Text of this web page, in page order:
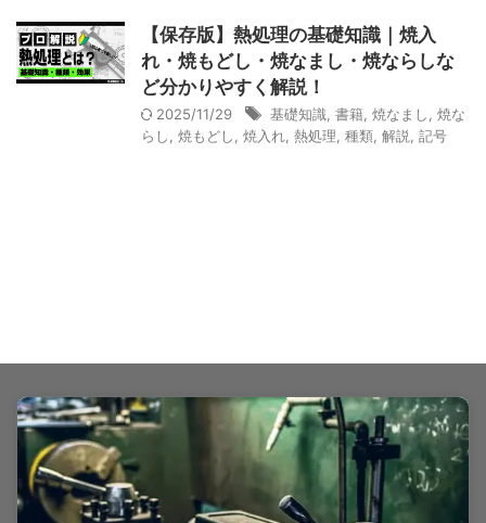
【保存版】熱処理の基礎知識｜焼入
れ・焼もどし・焼なまし・焼ならしな
ど分かりやすく解説！
2025/11/29 基礎知識, 書籍, 焼なまし, 焼な
らし, 焼もどし, 焼入れ, 熱処理, 種類, 解説, 記号